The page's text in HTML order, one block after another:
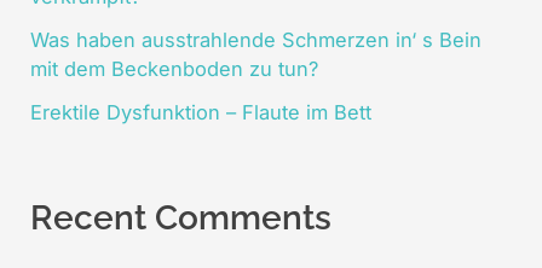
Was haben ausstrahlende Schmerzen in‘ s Bein
mit dem Beckenboden zu tun?
Erektile Dysfunktion – Flaute im Bett
Recent Comments